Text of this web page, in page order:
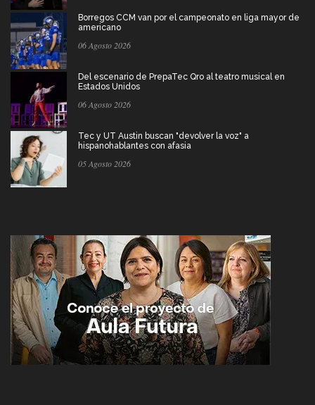
Borregos CCM van por el campeonato en liga mayor de
americano
06 Agosto 2026
Del escenario de PrepaTec Qro al teatro musical en
Estados Unidos
06 Agosto 2026
Tec y UT Austin buscan "devolver la voz" a
hispanohablantes con afasia
05 Agosto 2026